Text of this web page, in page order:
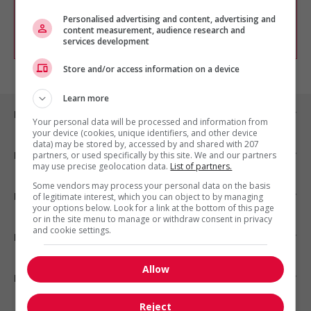
d'intérêt en emploi en vousinscrivant
comme membre Jobboom.
Emplois par ville
Emplois par secteur
Emplois par statut
Emplois par type
Nos suggestions
Personalised advertising and content, advertising and
content measurement, audience research and
services development
Store and/or access information on a device
Learn more
Your personal data will be processed and information from
your device (cookies, unique identifiers, and other device
data) may be stored by, accessed by and shared with 207
partners, or used specifically by this site. We and our partners
may use precise geolocation data. List of partners.
Some vendors may process your personal data on the basis
of legitimate interest, which you can object to by managing
your options below. Look for a link at the bottom of this page
or in the site menu to manage or withdraw consent in privacy
and cookie settings.
Allow
Reject